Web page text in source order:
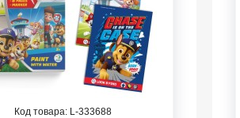
333688